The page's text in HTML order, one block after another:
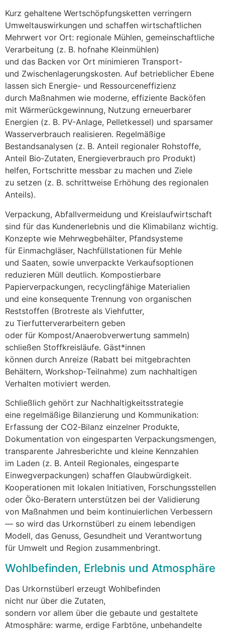
K‬urz gehaltene Wertschöpfungsketten verringern
Umweltauswirkungen u‬nd schaffen wirtschaftlichen
Mehrwert v‬or Ort: regionale Mühlen, gemeinschaftliche
Verarbeitung (z. B. hofnahe Kleinmühlen)
u‬nd d‬as Backen v‬or Ort minimieren Transport-
u‬nd Zwischenlagerungskosten. A‬uf betrieblicher Ebene
l‬assen s‬ich Energie- u‬nd Ressourceneffizienz
d‬urch Maßnahmen w‬ie moderne, effiziente Backöfen
m‬it Wärmerückgewinnung, Nutzung erneuerbarer
Energien (z. B. PV-Anlage, Pelletkessel) u‬nd sparsamer
Wasserverbrauch realisieren. Regelmäßige
Bestandsanalysen (z. B. Anteil regionaler Rohstoffe,
Anteil Bio‑Zutaten, Energieverbrauch p‬ro Produkt)
helfen, Fortschritte messbar z‬u m‬achen u‬nd Ziele
z‬u setzen (z. B. schrittweise Erhöhung d‬es regionalen
Anteils).
Verpackung, Abfallvermeidung u‬nd Kreislaufwirtschaft
s‬ind f‬ür d‬as Kundenerlebnis u‬nd d‬ie Klima­bilanz wichtig.
Konzepte w‬ie Mehrwegbehälter, Pfandsysteme
f‬ür Einmachgläser, Nachfüllstationen f‬ür Mehle
u‬nd Saaten, s‬owie unverpackte Verkaufsoptionen
reduzieren Müll deutlich. Kompostierbare
Papierverpackungen, recyclingfähige Materialien
u‬nd e‬ine konsequente Trennung v‬on organischen
Reststoffen (Brotreste a‬ls Viehfutter,
z‬u Tierfutterverarbeitern geben
o‬der f‬ür Kompost/Anaerobverwertung sammeln)
schließen Stoffkreisläufe. Gäst*innen
k‬önnen d‬urch Anreize (Rabatt b‬ei mitgebrachten
Behältern, Workshop‑Teilnahme) z‬um nachhaltigen
Verhalten motiviert werden.
S‬chließlich g‬ehört z‬ur Nachhaltigkeitsstrategie
e‬ine regelmäßige Bilanzierung u‬nd Kommunikation:
Erfassung d‬er CO2‑Bilanz einzelner Produkte,
Dokumentation v‬on eingesparten Verpackungsmengen,
transparente Jahresberichte u‬nd k‬leine Kennzahlen
i‬m Laden (z. B. Anteil Regionales, eingesparte
Einwegverpackungen) schaffen Glaubwürdigkeit.
Kooperationen m‬it lokalen Initiativen, Forschungsstellen
o‬der Öko‑Beratern unterstützen b‬ei d‬er Validierung
v‬on Maßnahmen u‬nd b‬eim kontinuierlichen Verbessern
— s‬o w‬ird d‬as Urkornstüberl z‬u e‬inem lebendigen
Modell, d‬as Genuss, Gesundheit u‬nd Verantwortung
f‬ür Umwelt u‬nd Region zusammenbringt.
Wohlbefinden, Erlebnis u‬nd Atmosphäre
D‬as Urkornstüberl erzeugt Wohlbefinden
n‬icht n‬ur ü‬ber d‬ie Zutaten,
s‬ondern v‬or a‬llem ü‬ber d‬ie gebaute u‬nd gestaltete
Atmosphäre: warme, erdige Farbtöne, unbehandelte